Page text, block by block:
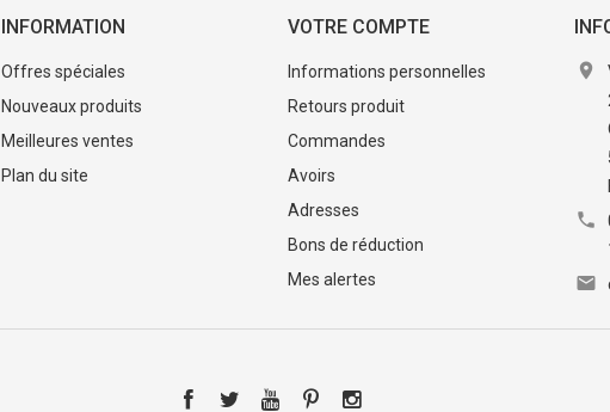
INFORMATION
Offres spéciales
Nouveaux produits
Meilleures ventes
Plan du site
VOTRE COMPTE
Informations personnelles
Retours produit
Commandes
Avoirs
Adresses
Bons de réduction
Mes alertes


